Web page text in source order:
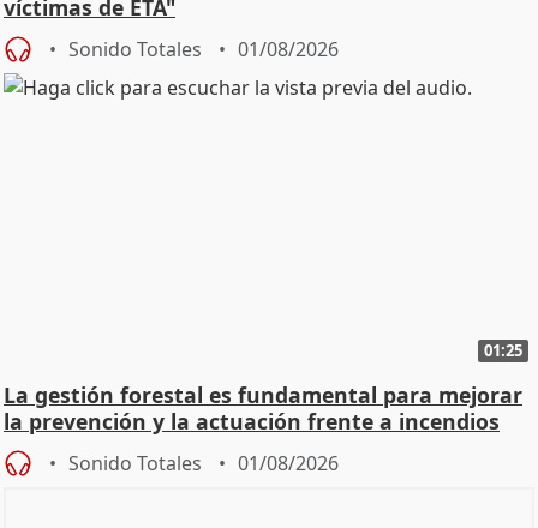
víctimas de ETA"
Sonido Totales 01/08/2026
01:25
La gestión forestal es fundamental para mejorar
la prevención y la actuación frente a incendios
Sonido Totales 01/08/2026